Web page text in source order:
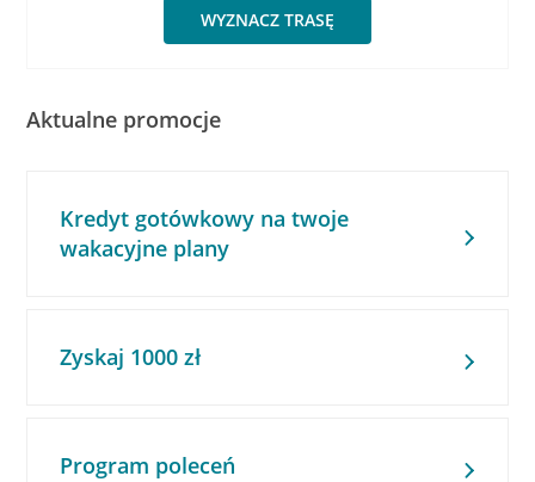
WYZNACZ TRASĘ
Aktualne promocje
Kredyt gotówkowy na twoje
wakacyjne plany
Zyskaj 1000 zł
Program poleceń